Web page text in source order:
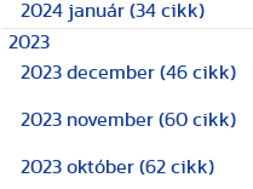
2024 január (34 cikk)
2023
2023 december (46 cikk)
2023 november (60 cikk)
2023 október (62 cikk)